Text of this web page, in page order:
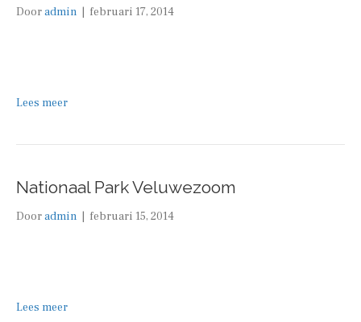
Dooradmin | februari 17, 2014
Lees meer
Nationaal Park Veluwezoom
Dooradmin | februari 15, 2014
Lees meer